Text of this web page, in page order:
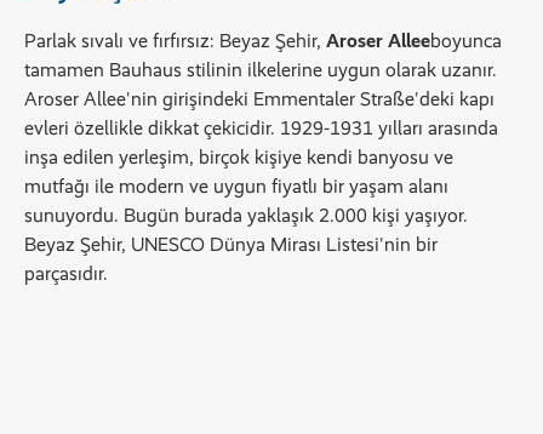
Parlak sıvalı ve fırfırsız: Beyaz Şehir, Aroser Alleeboyunca
tamamen Bauhaus stilinin ilkelerine uygun olarak uzanır.
Aroser Allee'nin girişindeki Emmentaler Straße'deki kapı
evleri özellikle dikkat çekicidir. 1929-1931 yılları arasında
inşa edilen yerleşim, birçok kişiye kendi banyosu ve
mutfağı ile modern ve uygun fiyatlı bir yaşam alanı
sunuyordu. Bugün burada yaklaşık 2.000 kişi yaşıyor.
Beyaz Şehir, UNESCO Dünya Mirası Listesi'nin bir
parçasıdır.